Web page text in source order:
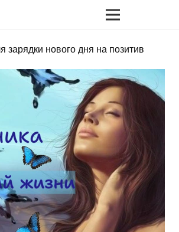
зарядки нового дня на позитив